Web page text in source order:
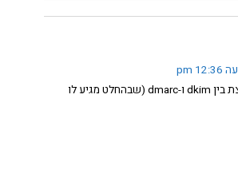
עירבבת בפוסט קצת בין dkim ו-dmarc (שבהחלט מגיע לו